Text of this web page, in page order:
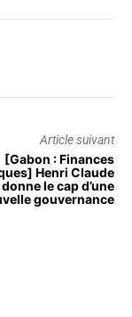
Article suivant
[Gabon : Finances
Henri Claude
le cap d’une
gouvernance